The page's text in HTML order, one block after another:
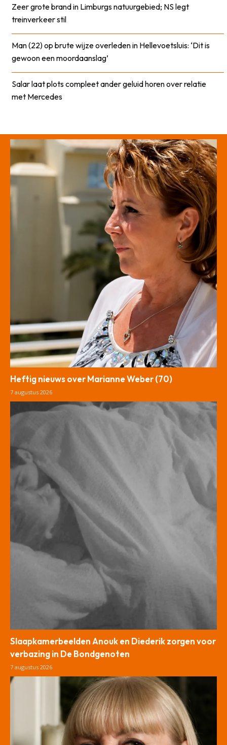
Zeer grote brand in Limburgs natuurgebied; NS legt
treinverkeer stil
Man (22) op brute wijze overleden in Hellevoetsluis: ‘Dit is
gewoon een moordaanslag’
Salar laat plots compleet ander geluid horen over relatie
met Mercedes
Heftig nieuws over Marianne Weber (70)
7 augustus 2026
Slaapkamerbeelden Anouk en Diederik zorgen voor
verbazing in De Bondgenoten
7 augustus 2026